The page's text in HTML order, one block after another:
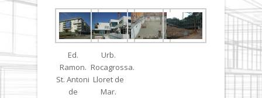
Ed.
Ramon.
St. Antoni
de
Urb.
Rocagrossa.
Lloret de
Mar.